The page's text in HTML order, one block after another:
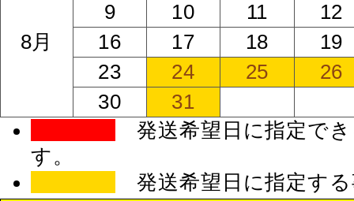
8月
9
10 11
12
16
17 18
19
23
24 25
26
30
31
発送希望日に指定で
す。
発送希望日に指定す